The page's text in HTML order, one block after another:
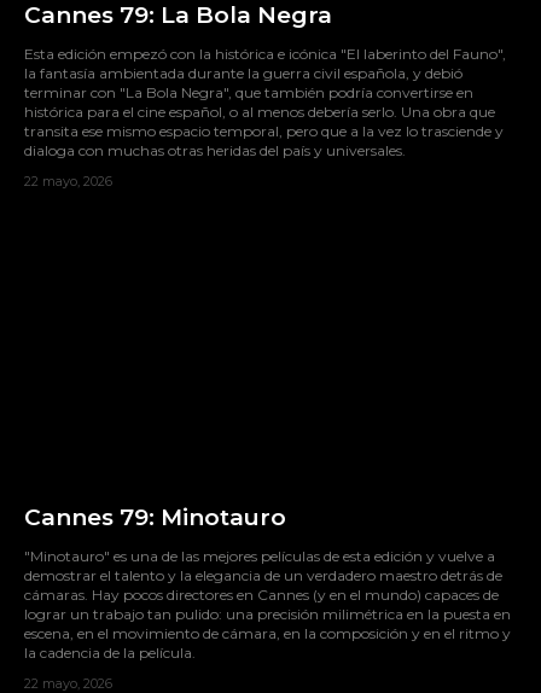
Cannes 79: La Bola Negra
Esta edición empezó con la histórica e icónica "El laberinto del Fauno",
la fantasía ambientada durante la guerra civil española, y debió
terminar con "La Bola Negra", que también podría convertirse en
histórica para el cine español, o al menos debería serlo. Una obra que
transita ese mismo espacio temporal, pero que a la vez lo trasciende y
dialoga con muchas otras heridas del país y universales.
22 mayo, 2026
Cannes 79: Minotauro
"Minotauro" es una de las mejores películas de esta edición y vuelve a
demostrar el talento y la elegancia de un verdadero maestro detrás de
cámaras. Hay pocos directores en Cannes (y en el mundo) capaces de
lograr un trabajo tan pulido: una precisión milimétrica en la puesta en
escena, en el movimiento de cámara, en la composición y en el ritmo y
la cadencia de la película.
22 mayo, 2026